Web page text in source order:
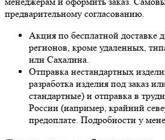
предварительному согласованию.
Акция по бесплатной доставке
регионов, кроме удаленных,
или Сахалина.
Отправка нестандартных
разработка изделия под заказ
стандартные) и отправка в
России (например, крайний
предоплате. Подробности у